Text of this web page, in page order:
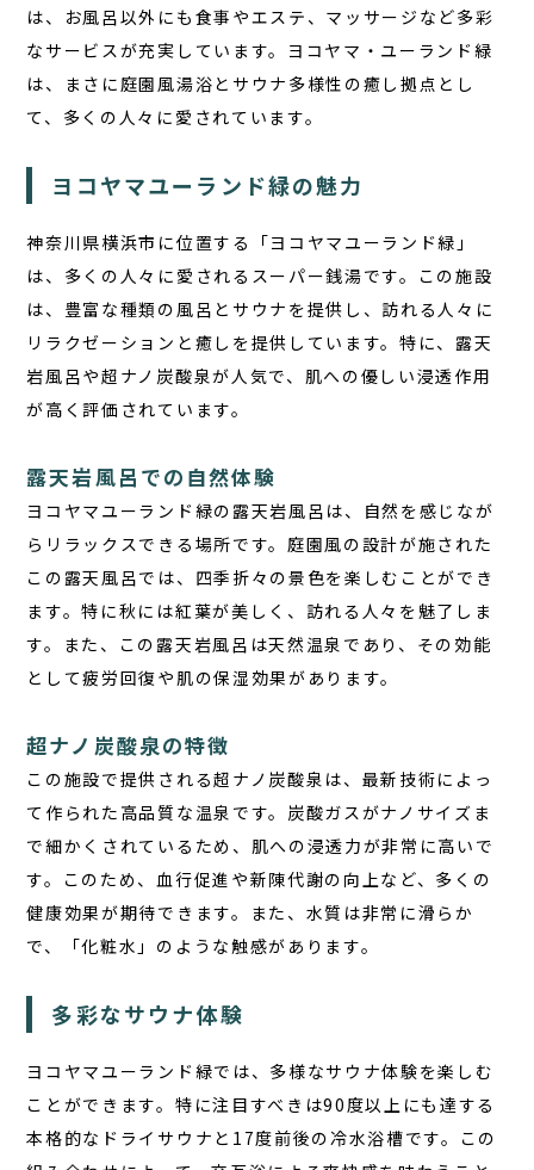
は、お風呂以外にも食事やエステ、マッサージなど多彩
なサービスが充実しています。ヨコヤマ・ユーランド緑
は、まさに庭園風湯浴とサウナ多様性の癒し拠点とし
て、多くの人々に愛されています。
ヨコヤマユーランド緑の魅力
神奈川県横浜市に位置する「ヨコヤマユーランド緑」
は、多くの人々に愛されるスーパー銭湯です。この施設
は、豊富な種類の風呂とサウナを提供し、訪れる人々に
リラクゼーションと癒しを提供しています。特に、露天
岩風呂や超ナノ炭酸泉が人気で、肌への優しい浸透作用
が高く評価されています。
露天岩風呂での自然体験
ヨコヤマユーランド緑の露天岩風呂は、自然を感じなが
らリラックスできる場所です。庭園風の設計が施された
この露天風呂では、四季折々の景色を楽しむことができ
ます。特に秋には紅葉が美しく、訪れる人々を魅了しま
す。また、この露天岩風呂は天然温泉であり、その効能
として疲労回復や肌の保湿効果があります。
超ナノ炭酸泉の特徴
この施設で提供される超ナノ炭酸泉は、最新技術によっ
て作られた高品質な温泉です。炭酸ガスがナノサイズま
で細かくされているため、肌への浸透力が非常に高いで
す。このため、血行促進や新陳代謝の向上など、多くの
健康効果が期待できます。また、水質は非常に滑らか
で、「化粧水」のような触感があります。
多彩なサウナ体験
ヨコヤマユーランド緑では、多様なサウナ体験を楽しむ
ことができます。特に注目すべきは90度以上にも達する
本格的なドライサウナと17度前後の冷水浴槽です。この